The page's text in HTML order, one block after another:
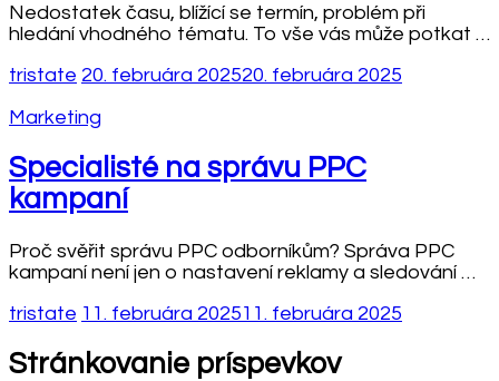
Nedostatek času, blížící se termín, problém při
hledání vhodného tématu. To vše vás může potkat …
tristate 20. februára 202520. februára 2025
Marketing
Specialisté na správu PPC
kampaní
Proč svěřit správu PPC odborníkům? Správa PPC
kampaní není jen o nastavení reklamy a sledování …
tristate 11. februára 202511. februára 2025
Stránkovanie príspevkov